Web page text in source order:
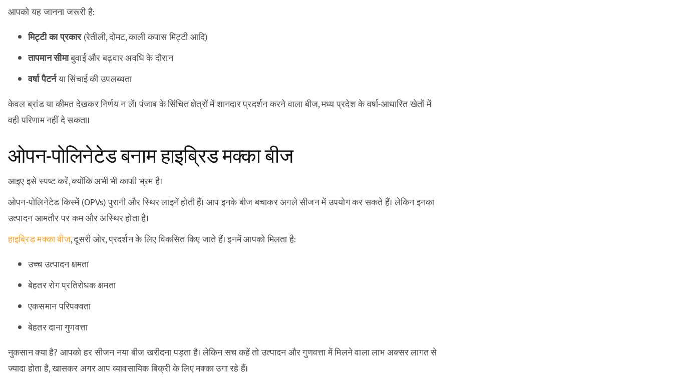
आपको यह जानना जरूरी है:
मिट्टी का प्रकार(रेतीली, दोमट, काली कपास मिट्टी आदि)
तापमान सीमाबुवाई और बढ़वार अवधि के दौरान
वर्षा पैटर्नया सिंचाई की उपलब्धता
केवल ब्रांड या कीमत देखकर निर्णय न लें। पंजाब के सिंचित क्षेत्रों में शानदार प्रदर्शन करने वाला बीज, मध्य प्रदेश के वर्षा-आधारित खेतों में
वही परिणाम नहीं दे सकता।
ओपन-पोलिनेटेड बनाम हाइब्रिड मक्का बीज
आइए इसे स्पष्ट करें, क्योंकि अभी भी काफी भ्रम है।
ओपन-पोलिनेटेड किस्में (OPVs) पुरानी और स्थिर लाइनें होती हैं। आप इनके बीज बचाकर अगले सीजन में उपयोग कर सकते हैं। लेकिन इनका
उत्पादन आमतौर पर कम और अस्थिर होता है।
हाइब्रिड मक्का बीज, दूसरी ओर, प्रदर्शन के लिए विकसित किए जाते हैं। इनमें आपको मिलता है:
उच्च उत्पादन क्षमता
बेहतर रोग प्रतिरोधक क्षमता
एकसमान परिपक्वता
बेहतर दाना गुणवत्ता
नुकसान क्या है? आपको हर सीजन नया बीज खरीदना पड़ता है। लेकिन सच कहें तो उत्पादन और गुणवत्ता में मिलने वाला लाभ अक्सर लागत से
ज्यादा होता है, खासकर अगर आप व्यावसायिक बिक्री के लिए मक्का उगा रहे हैं।